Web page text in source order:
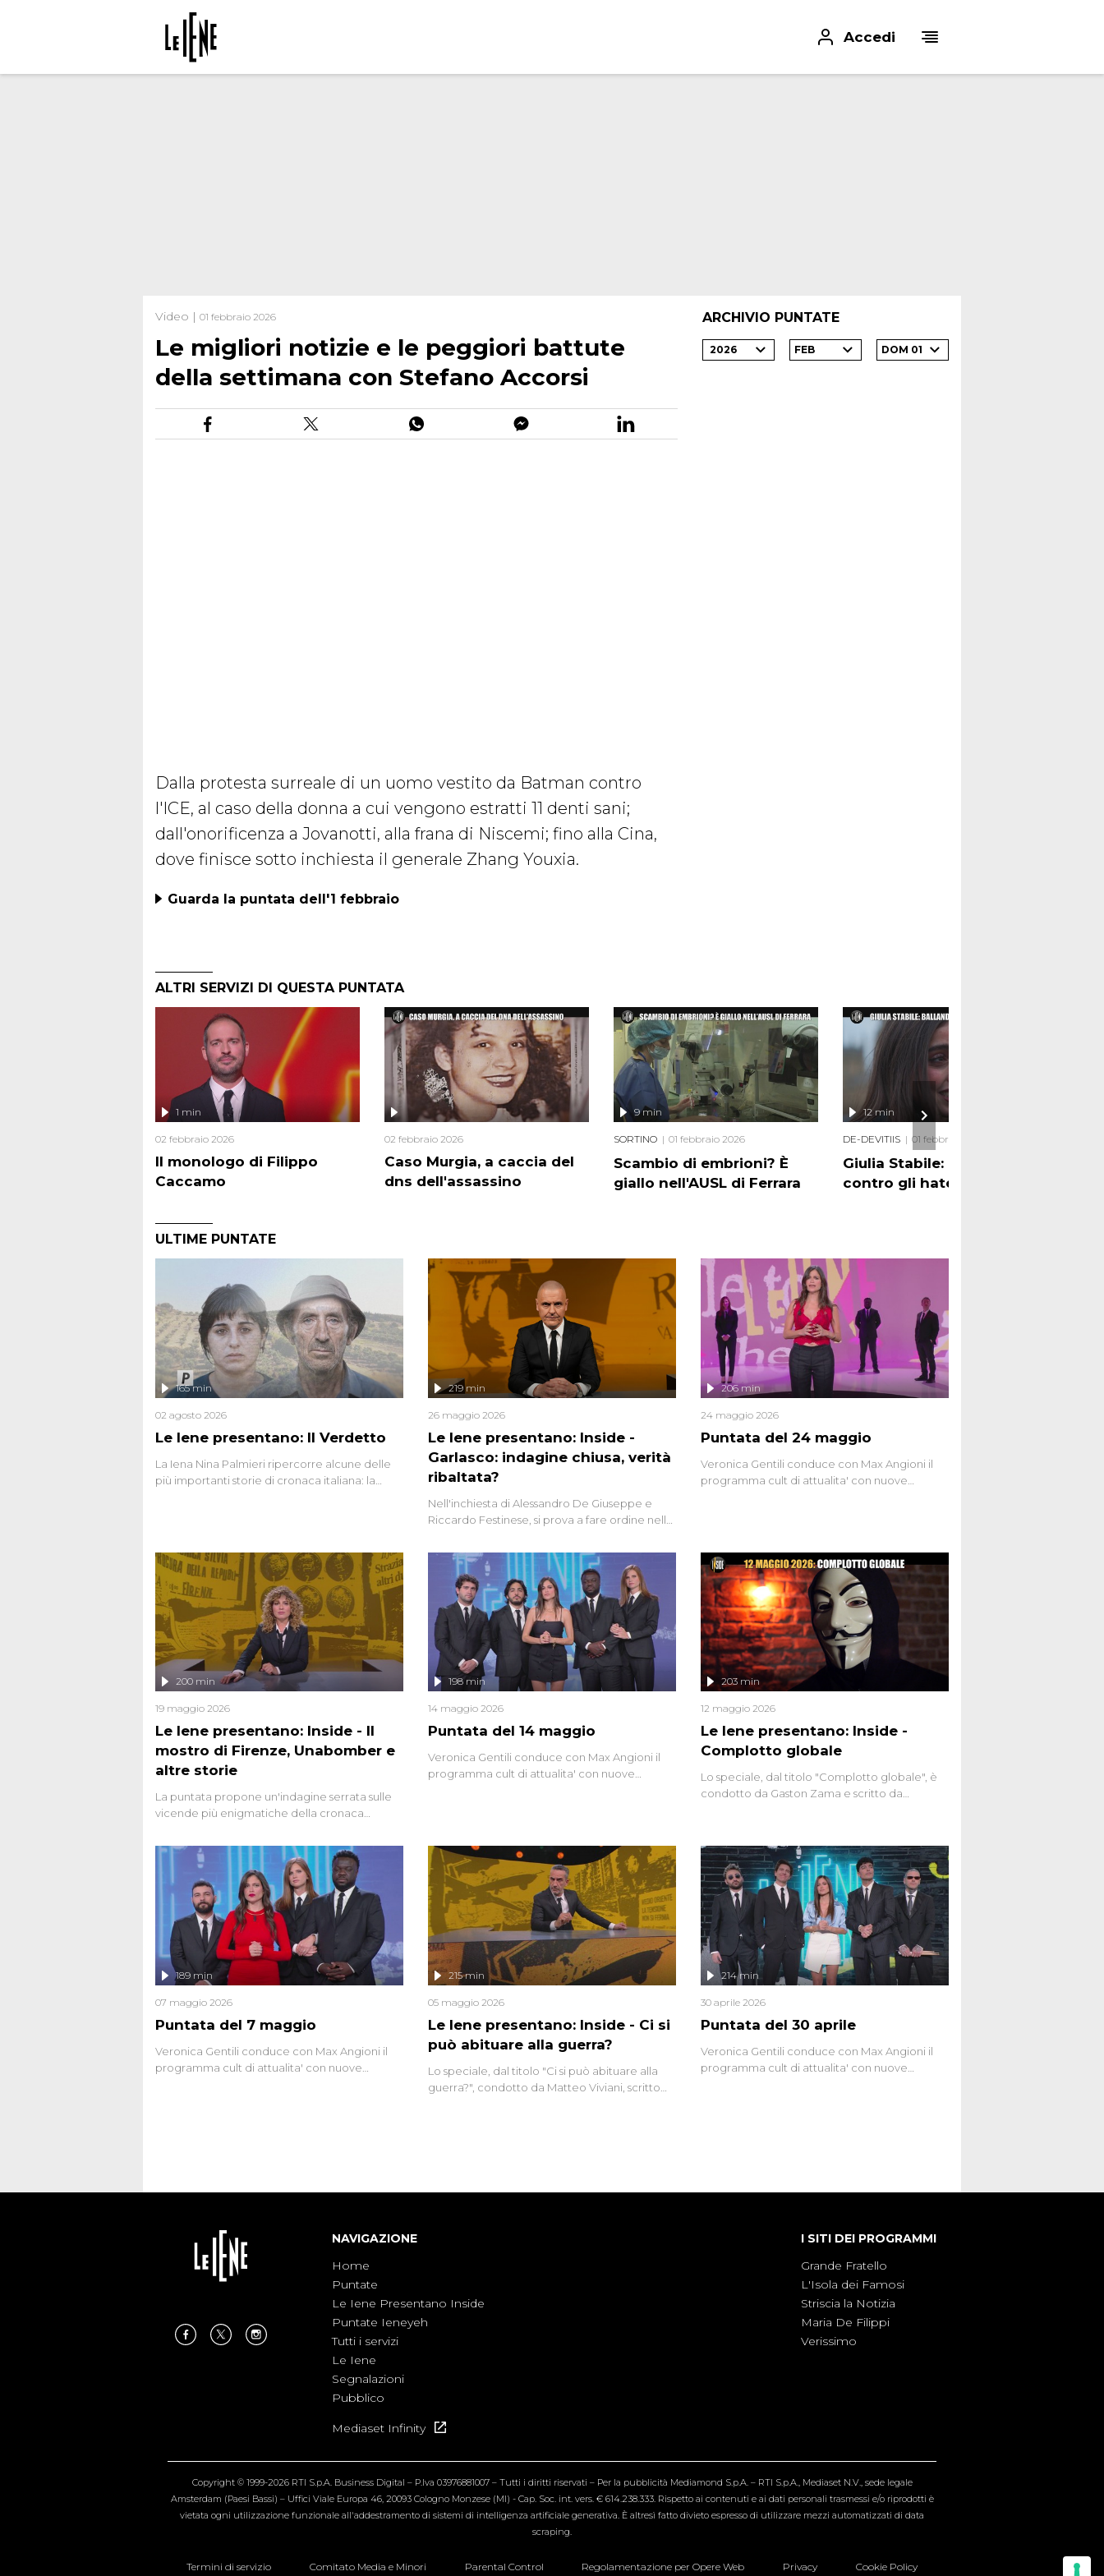
Accedi
Video | 01 febbraio 2026
Le migliori notizie e le peggiori battute
della settimana con Stefano Accorsi
Dalla protesta surreale di un uomo vestito da Batman contro
l'ICE, al caso della donna a cui vengono estratti 11 denti sani;
dall'onorificenza a Jovanotti, alla frana di Niscemi; fino alla Cina,
dove finisce sotto inchiesta il generale Zhang Youxia.
Guarda la puntata dell'1 febbraio
ALTRI SERVIZI DI QUESTA PUNTATA
Il monologo di Filippo
Caccamo
1 min
02 febbraio 2026
Caso Murgia, a caccia del
dns dell'assassino
02 febbraio 2026
Scambio di embrioni? È
giallo nell'AUSL di Ferrara
9 min
SORTINO 01 febbraio 2026
Giulia Stabile: ballando
contro gli haters
12 min
DE-DEVITIIS 01 febbraio 2026
ARCHIVIO PUNTATE
2026 FEB DOM 01
ULTIME PUNTATE
Le Iene presentano: Il Verdetto
165 min
02 agosto 2026
La Iena Nina Palmieri ripercorre alcune delle
più importanti storie di cronaca italiana: la
Le Iene presentano: Inside -
Garlasco: indagine chiusa, verità
ribaltata?
219 min
26 maggio 2026
Nell'inchiesta di Alessandro De Giuseppe e
Riccardo Festinese, si prova a fare ordine nella
continuano a emergere attorno a una delle
vicende giudiziarie più discusse degli ultimi
anni. Lo speciale ricostruisce la vicenda
mettendo in fila testimonianze, errori, dettagli
controversi e i protagonisti di un'indagine che
sembra non avere fine.
Puntata del 24 maggio
206 min
24 maggio 2026
Veronica Gentili conduce con Max Angioni il
programma cult di attualita' con nuove
Le Iene presentano: Inside - Il
mostro di Firenze, Unabomber e
altre storie
200 min
19 maggio 2026
La puntata propone un'indagine serrata sulle
vicende più enigmatiche della cronaca
seriale responsabile di decine di attentati tra
gli anni '90 e il 2000 che, inquietantemente,
potrebbe essere ancora in libertà. Lo speciale
affronta inoltre le zone d'ombra sul Mostro di
Firenze, le cui responsabilità appaiono ancora
oggi avvolte in un groviglio di dubbi mai
chiariti. Nel corso dello speciale anche
l'intervista inedita a Olindo Romano, realizzata
ne...
Puntata del 14 maggio
198 min
14 maggio 2026
Veronica Gentili conduce con Max Angioni il
programma cult di attualita' con nuove
Le Iene presentano: Inside -
Complotto globale
203 min
12 maggio 2026
Lo speciale, dal titolo "Complotto globale", è
condotto da Gaston Zama e scritto da
tempo, racconta l'universo delle narrazioni
alternative, dei sospetti globali e del
complottismo che negli ultimi anni hanno
invaso social network, talk show, piazze digitali
e immaginario collettivo.
Puntata del 7 maggio
189 min
07 maggio 2026
Veronica Gentili conduce con Max Angioni il
programma cult di attualita' con nuove
Le Iene presentano: Inside - Ci si
può abituare alla guerra?
215 min
05 maggio 2026
Lo speciale, dal titolo "Ci si può abituare alla
guerra?", condotto da Matteo Viviani, scritto
Puntata del 30 aprile
214 min
30 aprile 2026
Veronica Gentili conduce con Max Angioni il
programma cult di attualita' con nuove
NAVIGAZIONE
Home
Puntate
Le Iene Presentano Inside
Puntate Ieneyeh
Tutti i servizi
Le Iene
Segnalazioni
Pubblico
Mediaset Infinity
I SITI DEI PROGRAMMI
Grande Fratello
L'Isola dei Famosi
Striscia la Notizia
Maria De Filippi
Verissimo
Copyright © 1999-2026 RTI S.p.A. Business Digital – P.Iva 03976881007 – Tutti i diritti riservati – Per la pubblicità Mediamond S.p.A. – RTI S.p.A., Mediaset N.V., sede legale
Amsterdam (Paesi Bassi) – Uffici Viale Europa 46, 20093 Cologno Monzese (MI) - Cap. Soc. int. vers. € 614.238.333. Rispetto ai contenuti e ai dati personali trasmessi e/o riprodotti è
vietata ogni utilizzazione funzionale all'addestramento di sistemi di intelligenza artificiale generativa. È altresì fatto divieto espresso di utilizzare mezzi automatizzati di data
scraping.
Termini di servizio Comitato Media e Minori Parental Control Regolamentazione per Opere Web Privacy Cookie Policy